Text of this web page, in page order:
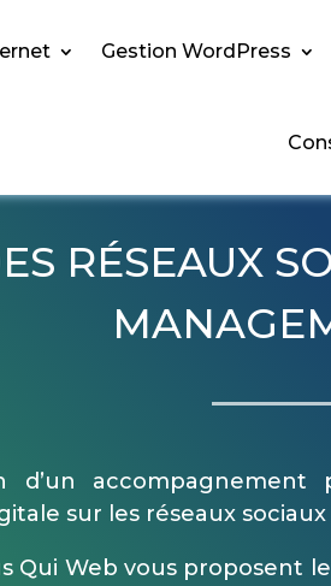
Gestion WordPress
RÉSEAUX
d’un
sur les réseaux sociaux
Qui Web vous proposent